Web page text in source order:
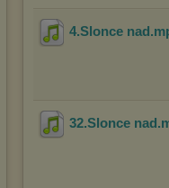
4.Slonce nad
32.Slonce nad